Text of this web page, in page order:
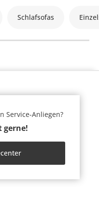
Schlafsofas
Service-Anliegen?
gerne!